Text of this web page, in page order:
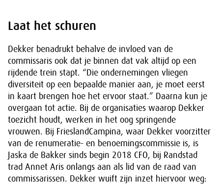
Laat het schuren
Dekker benadrukt behalve de invloed van de
commissaris ook dat je binnen dat vak altijd op een
rijdende trein stapt. “Die ondernemingen vliegen
diversiteit op een bepaalde manier aan, je moet eerst
in kaart brengen hoe het ervoor staat.” Daarna kun je
overgaan tot actie. Bij de organisaties waarop Dekker
toezicht houdt, werken in het oog springende
vrouwen. Bij FrieslandCampina, waar Dekker voorzitter
van de renumeratie- en benoemingscommissie is, is
Jaska de Bakker sinds begin 2018 CFO, bij Randstad
trad Annet Aris onlangs aan als lid van de raad van
commissarissen. Dekker wuift zijn inzet hiervoor weg: